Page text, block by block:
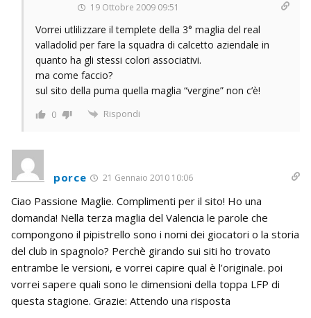
19 Ottobre 2009 09:51
Vorrei utlilizzare il templete della 3° maglia del real
valladolid per fare la squadra di calcetto aziendale in
quanto ha gli stessi colori associativi.
ma come faccio?
sul sito della puma quella maglia “vergine” non c’è!
0 Rispondi
porce 21 Gennaio 2010 10:06
Ciao Passione Maglie. Complimenti per il sito! Ho una
domanda! Nella terza maglia del Valencia le parole che
compongono il pipistrello sono i nomi dei giocatori o la storia
del club in spagnolo? Perchè girando sui siti ho trovato
entrambe le versioni, e vorrei capire qual è l’originale. poi
vorrei sapere quali sono le dimensioni della toppa LFP di
questa stagione. Grazie: Attendo una risposta